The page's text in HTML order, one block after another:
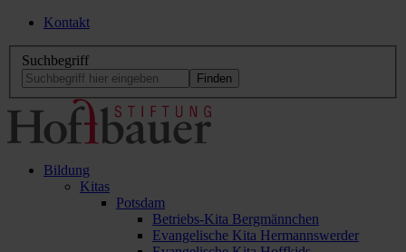
Kontakt
Suchbegriff
Bildung
Kitas
Potsdam
Betriebs-Kita Bergmännchen
Evangelische Kita Hermannswerder